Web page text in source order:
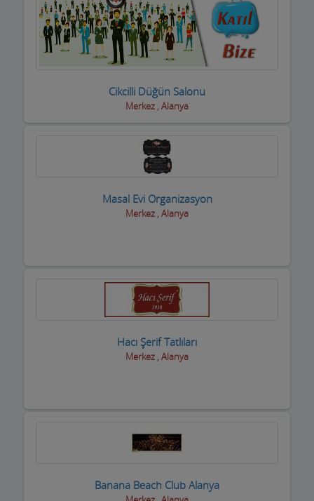
Berberler
Beyaz Eşya Mağazaları
Beyaz Eşya Teknik Servisler
Bijuteri Parfümeri Ürünleri
Bilgisayar Yazılım Bilişim
Bisiklet Satış ve Tamircisi
Çatı Kaplama firmaları
Çiğ Köfte Firmaları
Dekorasyon Firmaları
Deniz Ürün ve Malzemeleri
Cikcilli Düğün Salonu
Merkez , Alanya
Masal Evi Organizasyon
Merkez , Alanya
Hacı Şerif Tatlıları
Merkez , Alanya
Banana Beach Club Alanya